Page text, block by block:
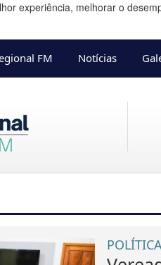
experiência, melhorar o
FM Notícias